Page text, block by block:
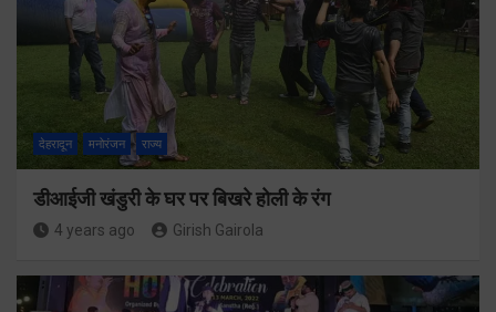
देहरादून मनोरंजन राज्य
डीआईजी खंडुरी के घर पर बिखरे होली के रंग
4 years ago Girish Gairola